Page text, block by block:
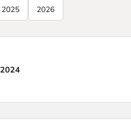
2025 2026
2024